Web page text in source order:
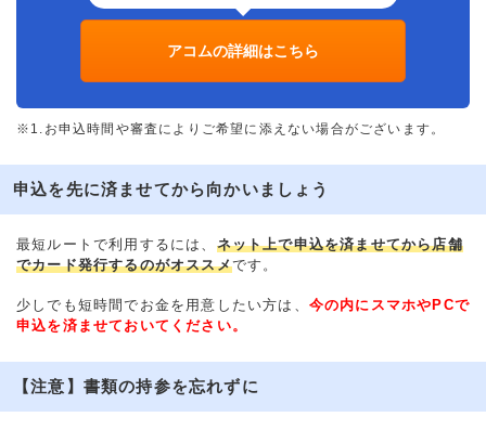
アコムの詳細はこちら
※1.お申込時間や審査によりご希望に添えない場合がございます。
申込を先に済ませてから向かいましょう
最短ルートで利用するには、 ネット上で申込を済ませてから店舗
でカード発行するのがオススメです。
少しでも短時間でお金を用意したい方は、 今の内にスマホやPCで
申込を済ませておいてください。
【注意】書類の持参を忘れずに